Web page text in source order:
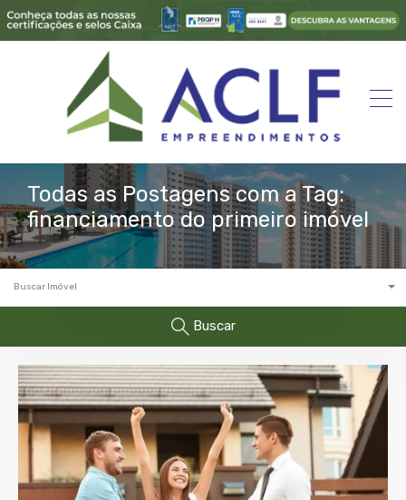
Todas as Postagens com a Tag:
financiamento do primeiro imóvel
Buscar Imóvel
Buscar